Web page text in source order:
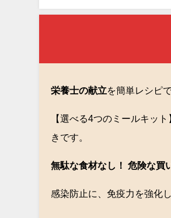
栄養士の献立を簡単レシピ
【選べる4つのミールキット
きです。
無駄な食材なし！ 危険な買
感染防止に、免疫力を強化